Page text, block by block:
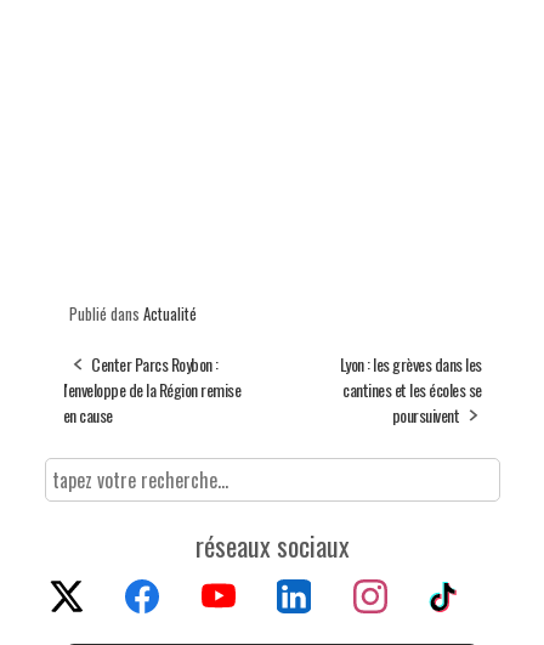
Publié dans Actualité
Center Parcs Roybon :
l'enveloppe de la Région remise
en cause
Lyon : les grèves dans les
cantines et les écoles se
poursuivent
réseaux sociaux